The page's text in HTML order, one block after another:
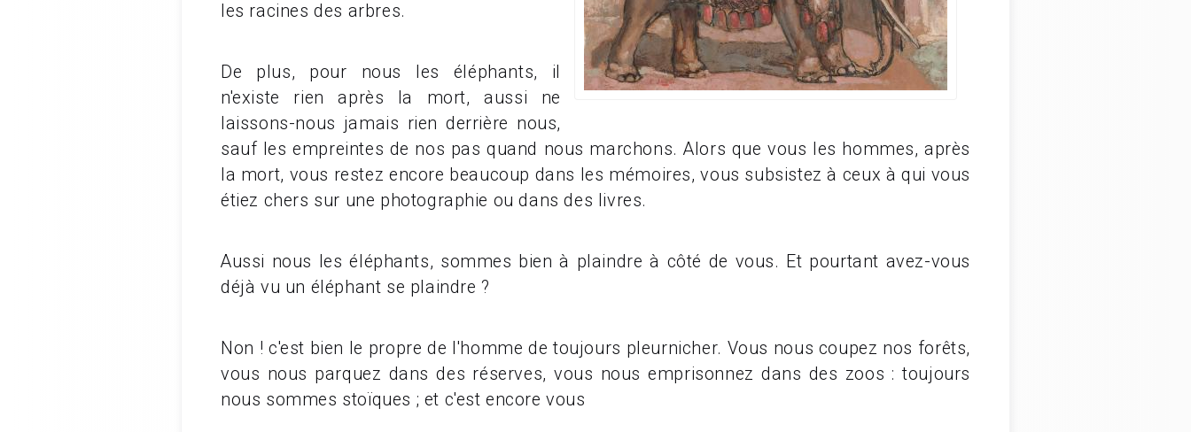
les racines des arbres.
De plus, pour nous les éléphants, il
n'existe rien après la mort, aussi ne
laissons-nous jamais rien derrière nous,
sauf les empreintes de nos pas quand nous marchons. Alors que vous les hommes, après
la mort, vous restez encore beaucoup dans les mémoires, vous subsistez à ceux à qui vous
étiez chers sur une photographie ou dans des livres.
Aussi nous les éléphants, sommes bien à plaindre à côté de vous. Et pourtant avez-vous
déjà vu un éléphant se plaindre ?
Non ! c'est bien le propre de l'homme de toujours pleurnicher. Vous nous coupez nos forêts,
vous nous parquez dans des réserves, vous nous emprisonnez dans des zoos : toujours
nous sommes stoïques ; et c'est encore vous